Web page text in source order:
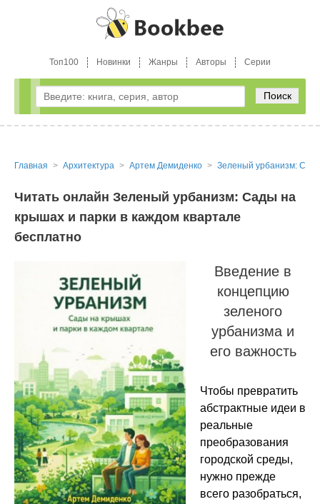
Топ100 Новинки Жанры Авторы Серии
Поиск
Главная Архитектура Артем Демиденко Зеленый урбанизм:
Читать онлайн Зеленый урбанизм: Сады на
крышах и парки в каждом квартале
бесплатно
Введение в
концепцию
зеленого
урбанизма и
его важность
Чтобы превратить
абстрактные идеи в
реальные
преобразования
городской среды,
нужно прежде
всего разобраться,